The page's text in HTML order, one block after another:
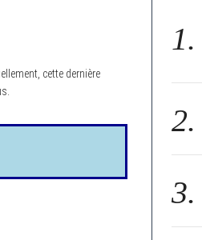
cette dernière